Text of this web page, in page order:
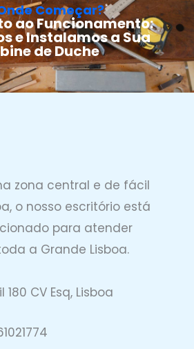
Começar?
ao Funcionamento:
e Instalamos a Sua
de Duche
zona central e de fácil
o nosso escritório está
para atender
a Grande Lisboa.
CV Esq, Lisboa